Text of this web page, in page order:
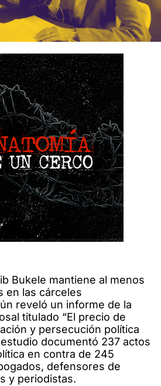
Bukele mantiene al menos
en las cárceles
reveló un informe de la
titulado “El precio de
y persecución política
estudio documentó 237 actos
en contra de 245
defensores de
y periodistas.